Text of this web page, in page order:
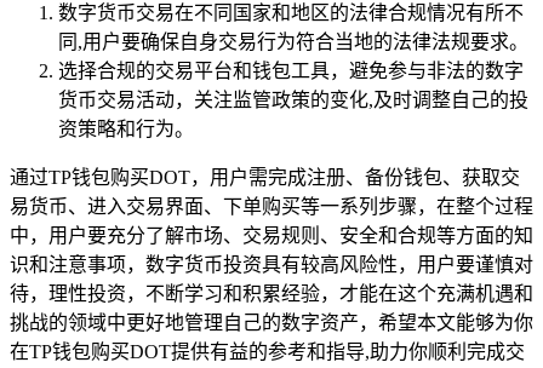
数字货币交易在不同国家和地区的法律合规情况有所不
同,用户要确保自身交易行为符合当地的法律法规要求。
选择合规的交易平台和钱包工具，避免参与非法的数字
货币交易活动，关注监管政策的变化,及时调整自己的投
资策略和行为。
通过TP钱包购买DOT，用户需完成注册、备份钱包、获取交
易货币、进入交易界面、下单购买等一系列步骤，在整个过程
中，用户要充分了解市场、交易规则、安全和合规等方面的知
识和注意事项，数字货币投资具有较高风险性，用户要谨慎对
待，理性投资，不断学习和积累经验，才能在这个充满机遇和
挑战的领域中更好地管理自己的数字资产，希望本文能够为你
在TP钱包购买DOT提供有益的参考和指导,助力你顺利完成交